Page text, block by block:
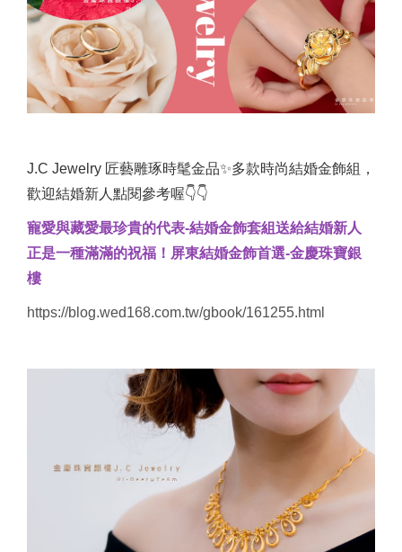
J.C Jewelry 匠藝雕琢時髦金品✨多款時尚結婚金飾組，
歡迎結婚新人點閱參考喔👇👇
寵愛與藏愛最珍貴的代表-結婚金飾套組送給結婚新人
正是一種滿滿的祝福！屏東結婚金飾首選-金慶珠寶銀
樓
https://blog.wed168.com.tw/gbook/161255.html